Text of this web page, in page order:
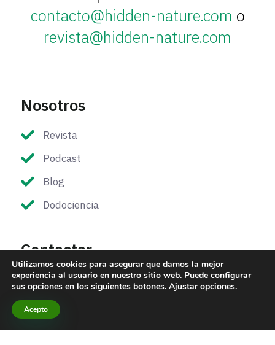
contacto@hidden-nature.com o
revista@hidden-nature.com
Nosotros
Revista
Podcast
Blog
Dodociencia
Contactar
Dirección:Avda. Reina Mercedes 31 Local fondo,
41012, Sevilla
Correo:contacto@hidden-nature.com
Utilizamos cookies para asegurar que damos la mejor
experiencia al usuario en nuestro sitio web. Puede configurar
sus opciones en los siguientes botones. Ajustar opciones.
Acepto